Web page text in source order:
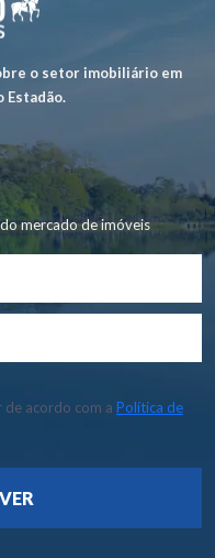
o setor imobiliário em
Estadão.
mercado de imóveis
de acordo com a Política de